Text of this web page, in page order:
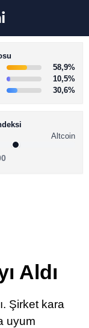
58,9%
10,5%
30,6%
Altcoin
Aldı
Şirket kara
uyum